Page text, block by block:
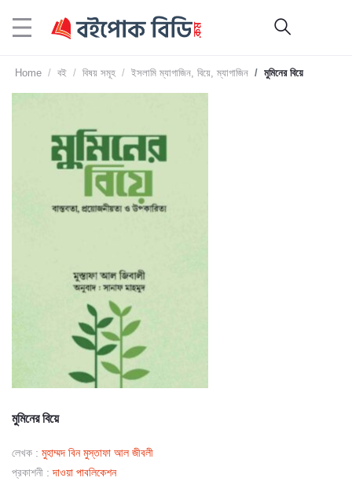
Home বই বিষয় সমূহ ইসলামি ম্যাগাজিন, বিয়ে, ম্যাগাজিন মুমিনের বিয়ে
মুমিনের বিয়ে
লেখক : মুহাম্মদ বিন মুস্তাফা আল জীবলী
প্রকাশনী : দাওয়া পাবলিকেশন